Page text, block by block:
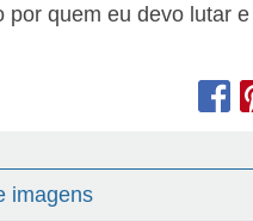
por quem eu devo lutar
imagens